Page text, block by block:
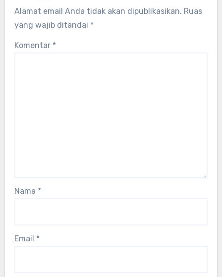
Alamat email Anda tidak akan dipublikasikan. Ruas
yang wajib ditandai *
Komentar *
Nama *
Email *